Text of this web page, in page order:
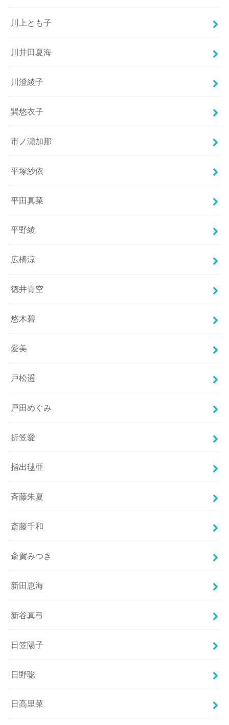
川上とも子
川井田夏海
川澄綾子
巽悠衣子
市ノ瀬加那
平塚紗依
平田真菜
平野綾
広橋涼
徳井青空
悠木碧
愛美
戸松遥
戸田めぐみ
折笠愛
指出毬亜
斉藤朱夏
斎藤千和
斎賀みつき
新田恵海
新谷真弓
日笠陽子
日野聡
日高里菜